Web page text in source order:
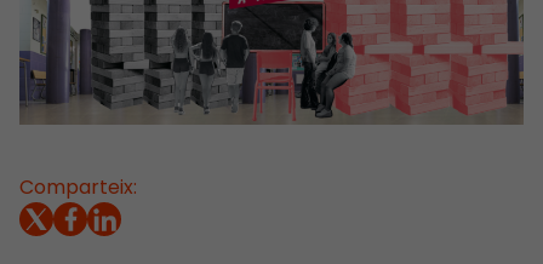
Comparteix: